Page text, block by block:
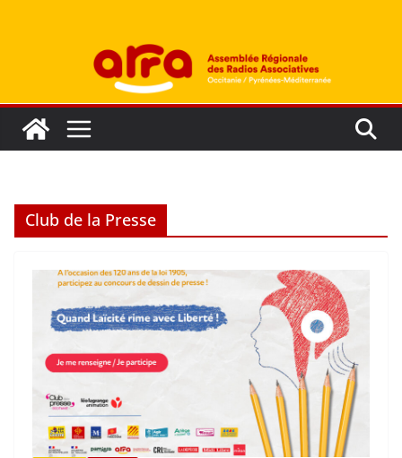
Club de la Presse